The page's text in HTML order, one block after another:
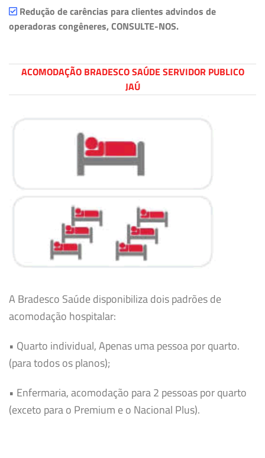
Redução de carências para clientes advindos de
operadoras congêneres, CONSULTE-NOS.
ACOMODAÇÃO BRADESCO SAÚDE SERVIDOR PUBLICO
JAÚ
A Bradesco Saúde disponibiliza dois padrões de
acomodação hospitalar:
• Quarto individual, Apenas uma pessoa por quarto.
(para todos os planos);
• Enfermaria, acomodação para 2 pessoas por quarto
(exceto para o Premium e o Nacional Plus).